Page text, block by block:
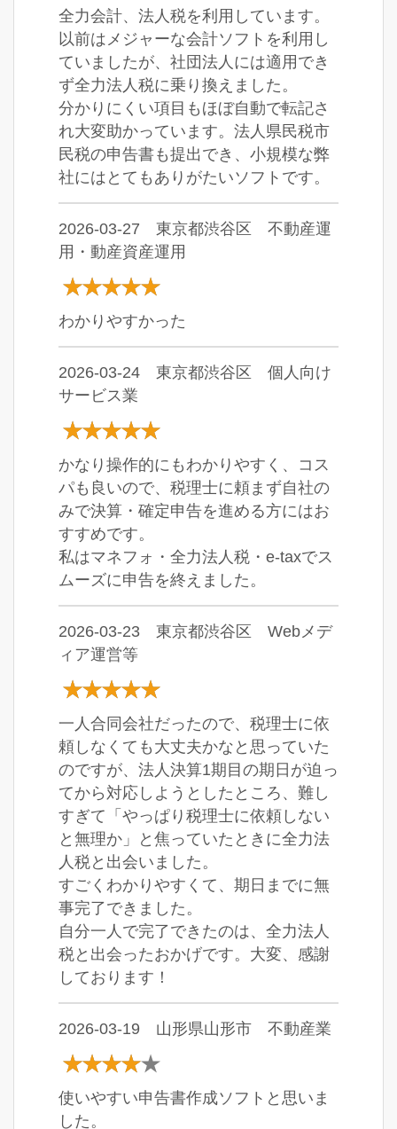
全力会計、法人税を利用しています。
以前はメジャーな会計ソフトを利用し
ていましたが、社団法人には適用でき
ず全力法人税に乗り換えました。
分かりにくい項目もほぼ自動で転記さ
れ大変助かっています。法人県民税市
民税の申告書も提出でき、小規模な弊
社にはとてもありがたいソフトです。
2026-03-27 東京都渋谷区 不動産運
用・動産資産運用
わかりやすかった
2026-03-24 東京都渋谷区 個人向け
サービス業
かなり操作的にもわかりやすく、コス
パも良いので、税理士に頼まず自社の
みで決算・確定申告を進める方にはお
すすめです。
私はマネフォ・全力法人税・e-taxでス
ムーズに申告を終えました。
2026-03-23 東京都渋谷区 Webメデ
ィア運営等
一人合同会社だったので、税理士に依
頼しなくても大丈夫かなと思っていた
のですが、法人決算1期目の期日が迫っ
てから対応しようとしたところ、難し
すぎて「やっぱり税理士に依頼しない
と無理か」と焦っていたときに全力法
人税と出会いました。
すごくわかりやすくて、期日までに無
事完了できました。
自分一人で完了できたのは、全力法人
税と出会ったおかげです。大変、感謝
しております！
2026-03-19 山形県山形市 不動産業
使いやすい申告書作成ソフトと思いま
した。